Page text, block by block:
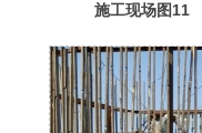
施工现场图11